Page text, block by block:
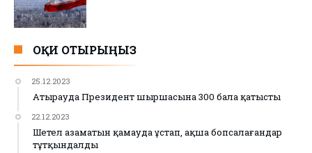
ОҚИ ОТЫРЫҢЫЗ
25.12.2023
Атырауда Президент шыршасына 300 бала қатысты
22.12.2023
Шетел азаматын қамауда ұстап, ақша бопсалағандар
тұтқындалды